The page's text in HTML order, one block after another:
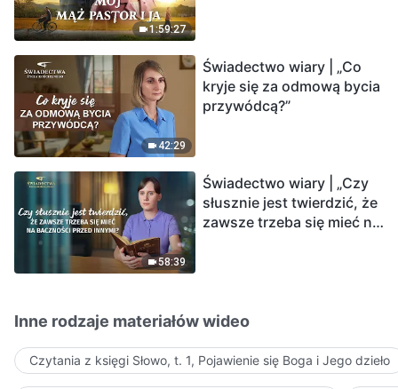
1:59:27
42:29
Świadectwo wiary | „Co
kryje się za odmową bycia
przywódcą?”
58:39
Świadectwo wiary | „Czy
słusznie jest twierdzić, że
zawsze trzeba się mieć na
Inne rodzaje materiałów wideo
Czytania z księgi Słowo, t. 1, Pojawienie się Boga i Jego dzieło